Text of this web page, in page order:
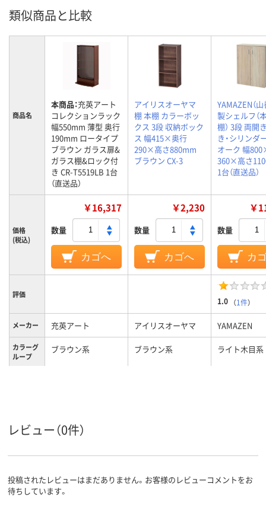
類似商品と比較
商品名
本商品：充英アート
コレクションラック
幅550mm 薄型 奥行
190mm ロータイプ
ブラウン ガラス扉&
ガラス棚&ロック付
き CR-T5519LB 1台
（直送品）
アイリスオーヤマ
棚 本棚 カラーボッ
クス 3段 収納ボック
ス 幅415×奥行
290×高さ880mm
ブラウン CX-3
YAMAZEN（山
製シェルフ（
棚） 3段 両開
き・シリンダ
オーク 幅
360×高さ
1台（直送品）
価格
(税込)
￥16,317
数量
カゴへ
￥2,230
数量
カゴへ
￥
数量
カ
評価
1.0 （1件）
メーカー 充英アート アイリスオーヤマ YAMAZEN
カラーグ
ループ
ブラウン系 ブラウン系 ライト木目系
レビュー（0件）
投稿されたレビューはまだありません。お客様のレビューコメントをお
待ちしています。